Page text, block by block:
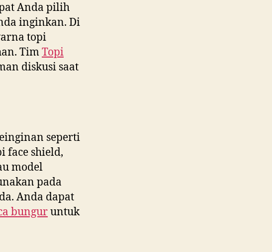
Anda pilih
inginkan. Di
topi
TimTopi
diskusi saat
seperti
face shield,
model
pada
Anda dapat
bunguruntuk